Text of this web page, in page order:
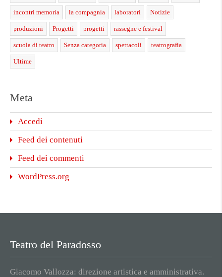
incontri memoria la compagnia laboratori Notizie
produzioni Progetti progetti rassegne e festival
scuola di teatro Senza categoria spettacoli teatrografia
Ultime
Meta
Accedi
Feed dei contenuti
Feed dei commenti
WordPress.org
Teatro del Paradosso
Giacomo Vallozza: direzione artistica e amministrativa.